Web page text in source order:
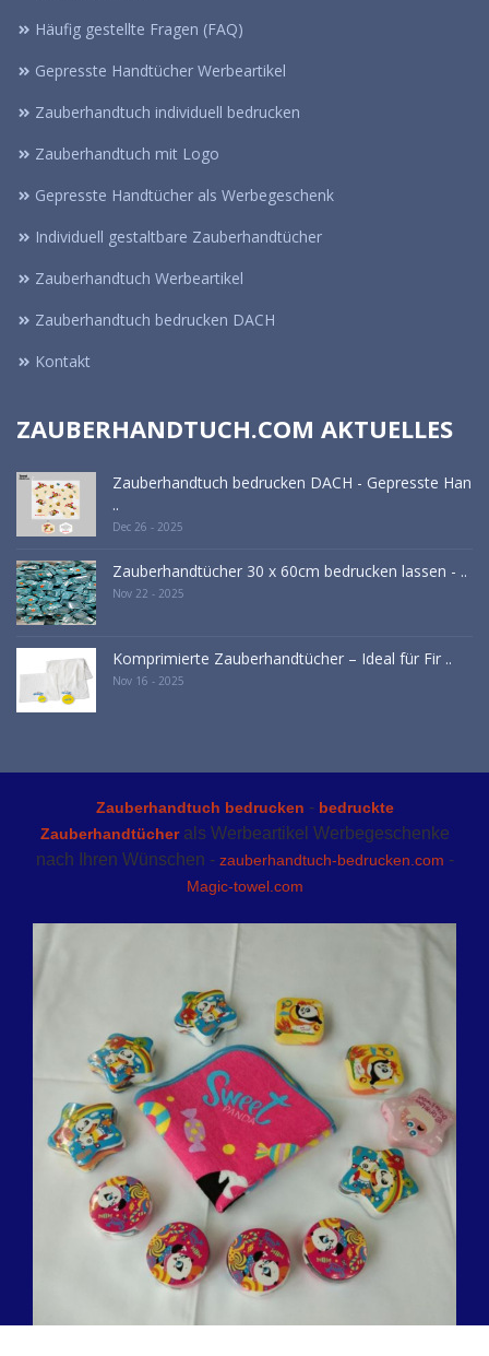
Häufig gestellte Fragen (FAQ)
Gepresste Handtücher Werbeartikel
Zauberhandtuch individuell bedrucken
Zauberhandtuch mit Logo
Gepresste Handtücher als Werbegeschenk
Individuell gestaltbare Zauberhandtücher
Zauberhandtuch Werbeartikel
Zauberhandtuch bedrucken DACH
Kontakt
ZAUBERHANDTUCH.COM AKTUELLES
Zauberhandtuch bedrucken DACH - Gepresste Han
..
Dec 26 - 2025
Zauberhandtücher 30 x 60cm bedrucken lassen - ..
Nov 22 - 2025
Komprimierte Zauberhandtücher – Ideal für Fir ..
Nov 16 - 2025
Zauberhandtuch bedrucken - bedruckte
Zauberhandtücherals Werbeartikel Werbegeschenke
nach Ihren Wünschen - zauberhandtuch-bedrucken.com -
Magic-towel.com